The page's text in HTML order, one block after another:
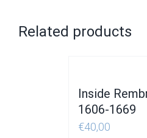
Related products
Inside
1606-1669
€40,00